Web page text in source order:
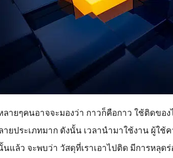
ลายๆคนอาจจะมองว่า กาวก็คือกาว ใช้ติดขอ
ายประเภทมาก ดังนั้น เวลานำมาใช้งาน ผู้ใช้ค
นแล้ว จะพบว่า วัสดุที่เราเอาไปติด มีการหลุด